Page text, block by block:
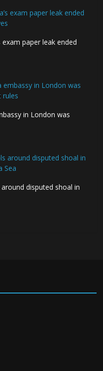
exam paper leak ended
in London was
disputed shoal in